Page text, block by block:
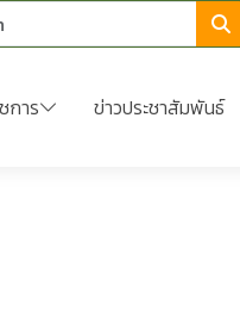
การ ข่าวประชาสัมพันธ์